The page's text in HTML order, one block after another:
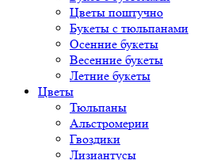
Цветы поштучно
Букеты с тюльпанами
Осенние букеты
Весенние букеты
Летние букеты
Цветы
Тюльпаны
Альстромерии
Гвоздики
Лизиантусы